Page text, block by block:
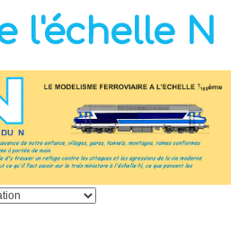
l'échelle N